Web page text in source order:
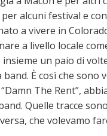
alcuni festival e
a vivere in
a livello locale
un paio di
È così che sono
The Rent”,
Quelle tracce
che volevamo